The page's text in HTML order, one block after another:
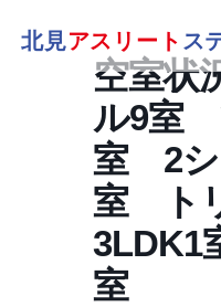
北見アスリート ス
空室
ル9室
室 2シ
室 ト
室